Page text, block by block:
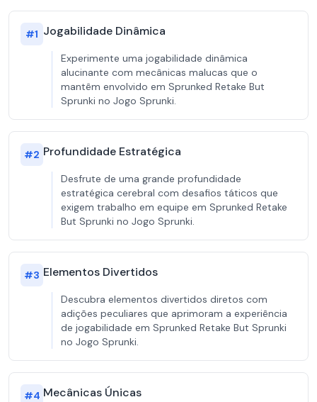
#1 Jogabilidade Dinâmica
Experimente uma jogabilidade dinâmica
alucinante com mecânicas malucas que o
mantêm envolvido em Sprunked Retake But
Sprunki no Jogo Sprunki.
#2 Profundidade Estratégica
Desfrute de uma grande profundidade
estratégica cerebral com desafios táticos que
exigem trabalho em equipe em Sprunked Retake
But Sprunki no Jogo Sprunki.
#3 Elementos Divertidos
Descubra elementos divertidos diretos com
adições peculiares que aprimoram a experiência
de jogabilidade em Sprunked Retake But Sprunki
no Jogo Sprunki.
#4 Mecânicas Únicas